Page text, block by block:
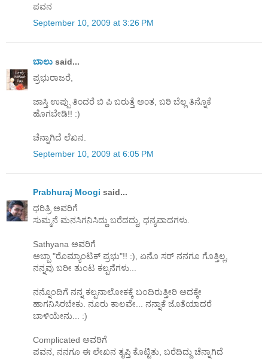
ಪವನ
September 10, 2009 at 3:26 PM
ಬಾಲು said...
ಪ್ರಭುರಾಜರೆ,
ಜಾಸ್ತಿ ಉಪ್ಪು ತಿ೦ದರೆ ಬಿ ಪಿ ಬರುತ್ತೆ ಅ೦ತ, ಬರಿ ಬೆಲ್ಲ ತಿನ್ನೊಕೆ
ಹೊಗಬೇಡಿ!! :)
ಚೆನ್ನಾಗಿದೆ ಲೆಖನ.
September 10, 2009 at 6:05 PM
Prabhuraj Moogi said...
ಧರಿತ್ರಿ ಅವರಿಗೆ
ಸುಮ್ಮನೆ ಮನಸಿಗನಿಸಿದ್ದು ಬರೆದದ್ದು, ಧನ್ಯವಾದಗಳು.
Sathyana ಅವರಿಗೆ
ಅಬ್ಬಾ "ರೊಮ್ಯಾಂಟಿಕ್ ಪ್ರಭು"!! :), ಏನೊ ಸರ್ ನನಗೂ ಗೊತ್ತಿಲ್ಲ,
ನನ್ನವು ಬರೀ ತುಂಟ ಕಲ್ಪನೆಗಳು...
ನನ್ನೊಂದಿಗೆ ನನ್ನ ಕಲ್ಪನಾಲೋಕಕ್ಕೆ ಬಂದಿರುತ್ತೀರಿ ಅದಕ್ಕೇ
ಹಾಗನಿಸಿರಬೇಕು. ನೂರು ಕಾಲವೇ... ನನ್ನಾಕೆ ಜೊತೆಯಾದರೆ
ಬಾಳಿಯೇನು... :)
Complicated ಅವರಿಗೆ
ಪವನ, ನನಗೂ ಈ ಲೇಖನ ತೃಪ್ತಿ ಕೊಟ್ಟಿತು, ಬರೆದಿದ್ದು ಚೆನ್ನಾಗಿದೆ